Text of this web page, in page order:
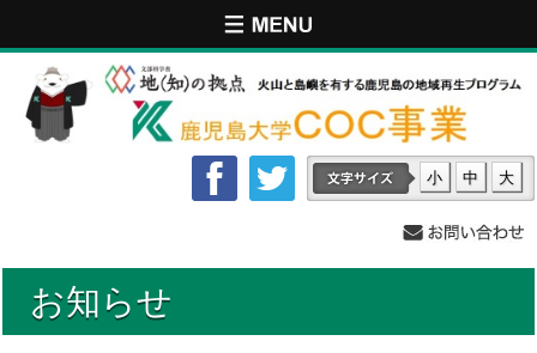
小 中 大
お知らせ